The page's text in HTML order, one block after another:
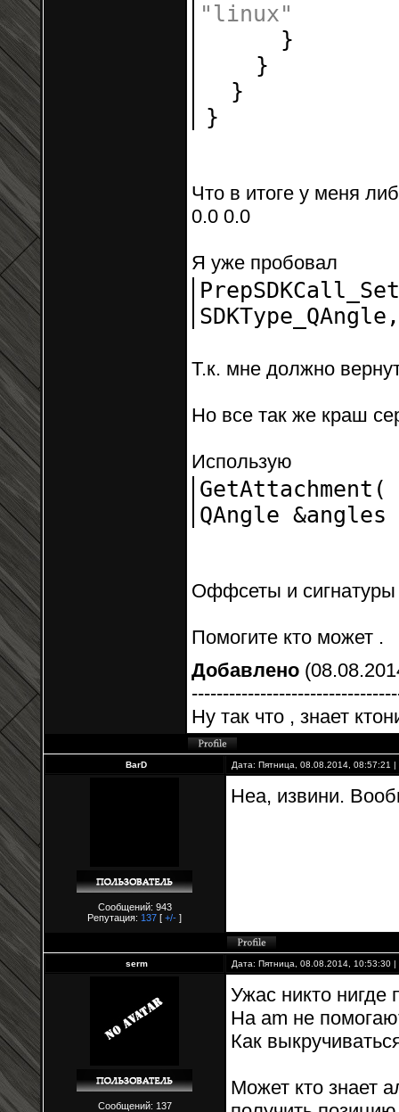
"linux"
}
}
}
}
Что в итоге у меня
0.0 0.0
Я уже пробовал
Т.к. мне должно
Но все так же краш
Использую
GetAttachment(
QAngle
Оффсеты и
Помогите кто может .
Добавлено
Ну так что , знает
BarD Дата: Пятница, 08.08.2014, 08:57:21
Сообщений: 943
Репутация: 137 [ +/- ]
Неа, извини.
serm Дата: Пятница, 08.08.2014, 10:53:30
Сообщений: 137
Ужас никто
На am не
Как
Может кто знает